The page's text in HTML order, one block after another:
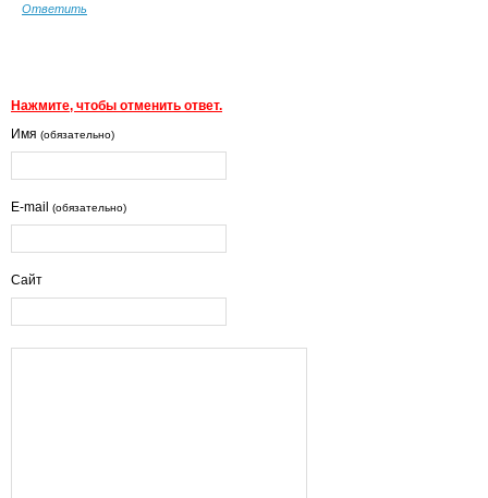
Ответить
Нажмите, чтобы отменить ответ.
Имя (обязательно)
E-mail (обязательно)
Сайт